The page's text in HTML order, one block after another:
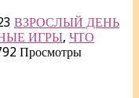
ВЗРОСЛЫЙ ДЕНЬ
ИГРЫ, ЧТО
Просмотры